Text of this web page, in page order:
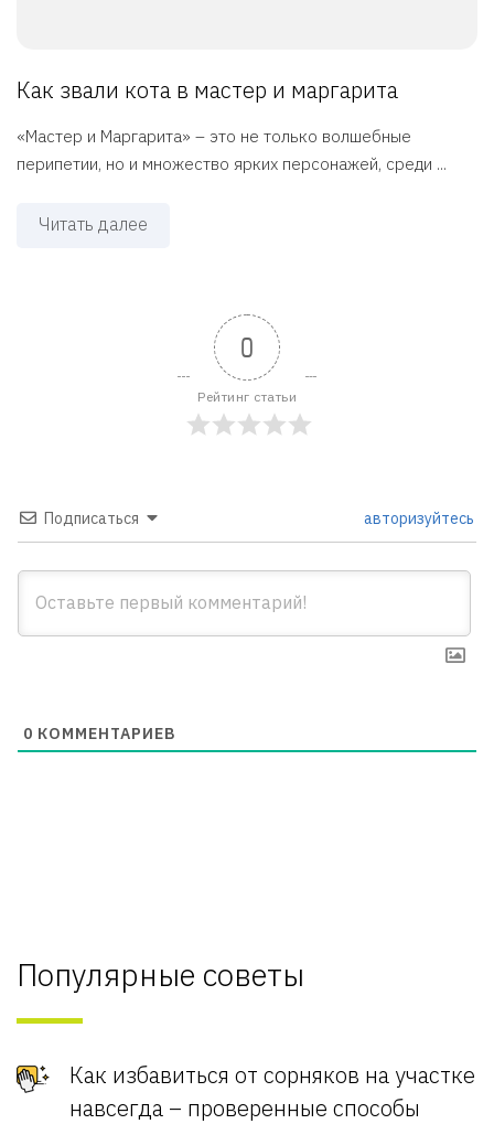
Как звали кота в мастер и маргарита
«Мастер и Маргарита» – это не только волшебные
перипетии, но и множество ярких персонажей, среди ...
Читать далее
0
Рейтинг статьи
Подписаться авторизуйтесь
0 КОММЕНТАРИЕВ
Популярные советы
Как избавиться от сорняков на участке
навсегда – проверенные способы